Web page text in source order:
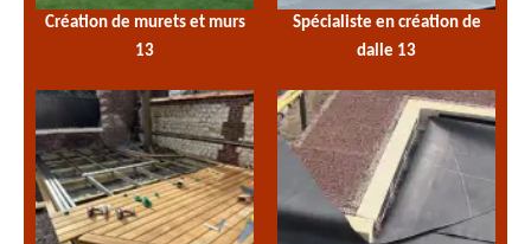
Création de murets et murs
13
Spécialiste en création de
dalle 13